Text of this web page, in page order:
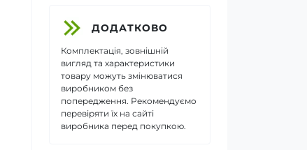
ДОДАТКОВО
Комплектація, зовнішній
вигляд та характеристики
товару можуть змінюватися
виробником без
попередження. Рекомендуємо
перевіряти їх на сайті
виробника перед покупкою.